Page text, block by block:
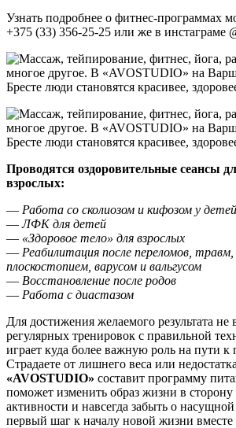
Узнать подробнее о фитнес-программах
+375 (33) 356-25-25 или же в инстаграме
Проводятся оздоровительные сеансы
взрослых:
— Работа со сколиозом и кифозом у детей
—ЛФК для детей
— «Здоровое тело» для взрослых
— Реабилитация после переломов,
плоскостопием, варусом и вальгусом
— Восстановление после родов
— Работа с диастазом
Для достижения желаемого результата не
регулярных тренировок с правильной
играет куда более важную роль на пути к
Страдаете от лишнего веса или
«AVOSTUDIO» составит программу
поможет изменить образ жизни в сторону
активности и навсегда забыть о
первый шаг к началу новой жизни вместе